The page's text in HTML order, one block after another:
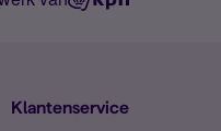
Klantenservice